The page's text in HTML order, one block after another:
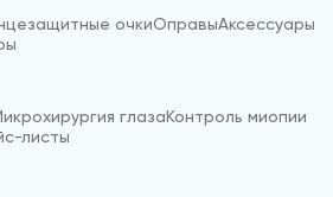
очкиОправыАксессуары
глазаКонтроль миопии
листы